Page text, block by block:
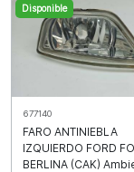
Disponible
677140
FARO ANTINIEBLA
IZQUIERDO FORD
BERLINA (CAK)